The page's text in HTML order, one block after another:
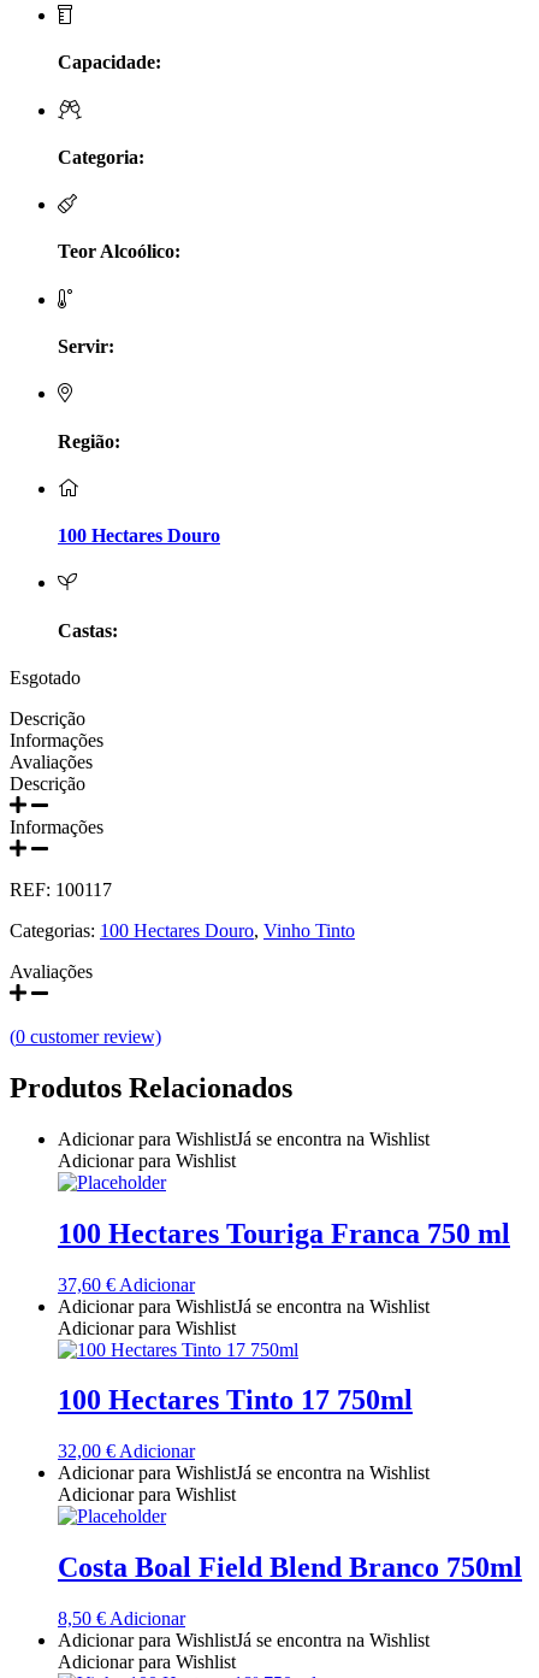
Marcio Em Campo - Tejo
Prats e Symington Family
Quinta de Macedos - Douro
Quinta do Casal Branco Tejo
Quinta do Couquinho
Quinta do Crasto
Quinta do Pessegueiro - Douro
Quinta Do Rogel Algarve
Quinta Dos Termos - Beira Interior
Capacidade:
Categoria:
Teor Alcoólico:
Servir:
Região:
100 Hectares Douro
Castas:
Esgotado
Descrição
Informações
Avaliações
Descrição
Informações
REF: 100117
Categorias: 100 Hectares Douro, Vinho Tinto
Avaliações
(0 customer review)
Produtos Relacionados
Adicionar para WishlistJá se encontra na Wishlist
Adicionar para Wishlist
100 Hectares Touriga Franca 750 ml
37,60 € Adicionar
Adicionar para WishlistJá se encontra na Wishlist
Adicionar para Wishlist
100 Hectares Tinto 17 750ml
32,00 € Adicionar
Adicionar para WishlistJá se encontra na Wishlist
Adicionar para Wishlist
Costa Boal Field Blend Branco 750ml
8,50 € Adicionar
Adicionar para WishlistJá se encontra na Wishlist
Adicionar para Wishlist